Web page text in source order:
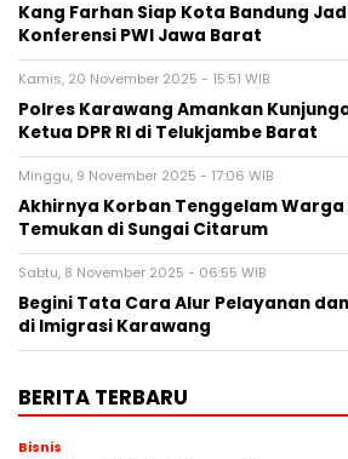
Kang Farhan Siap Kota Bandung
Konferensi PWI Jawa Barat
Kamis, 20 November 2025 - 15:51 WIB
Polres Karawang Amankan
Ketua DPR RI di Telukjambe Barat
Minggu, 9 November 2025 - 17:06 WIB
Akhirnya Korban Tenggelam
Temukan di Sungai Citarum
Sabtu, 8 November 2025 - 06:55 WIB
Begini Tata Cara Alur Pelayanan
di Imigrasi Karawang
BERITA TERBARU
Bisnis